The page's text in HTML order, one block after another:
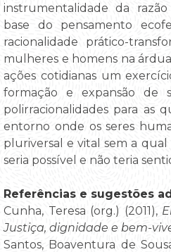
instrumentalidade da
base do pensamento
racionalidade prático-
mulheres e homens na
ações cotidianas um
formação e expansão de
polirracionalidades para as
entorno onde os seres
pluriversal e vital sem a
seria possível e não teria
Referências e sugestões
Cunha, Teresa (org.) (2011),
Justiça, dignidade e bem-
Santos, Boaventura de